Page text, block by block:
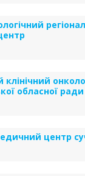
обласної ради
центр